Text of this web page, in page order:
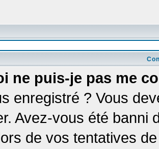
ne puis-je pas me
enregistré ? Vous
Avez-vous été banni
de vos tentatives